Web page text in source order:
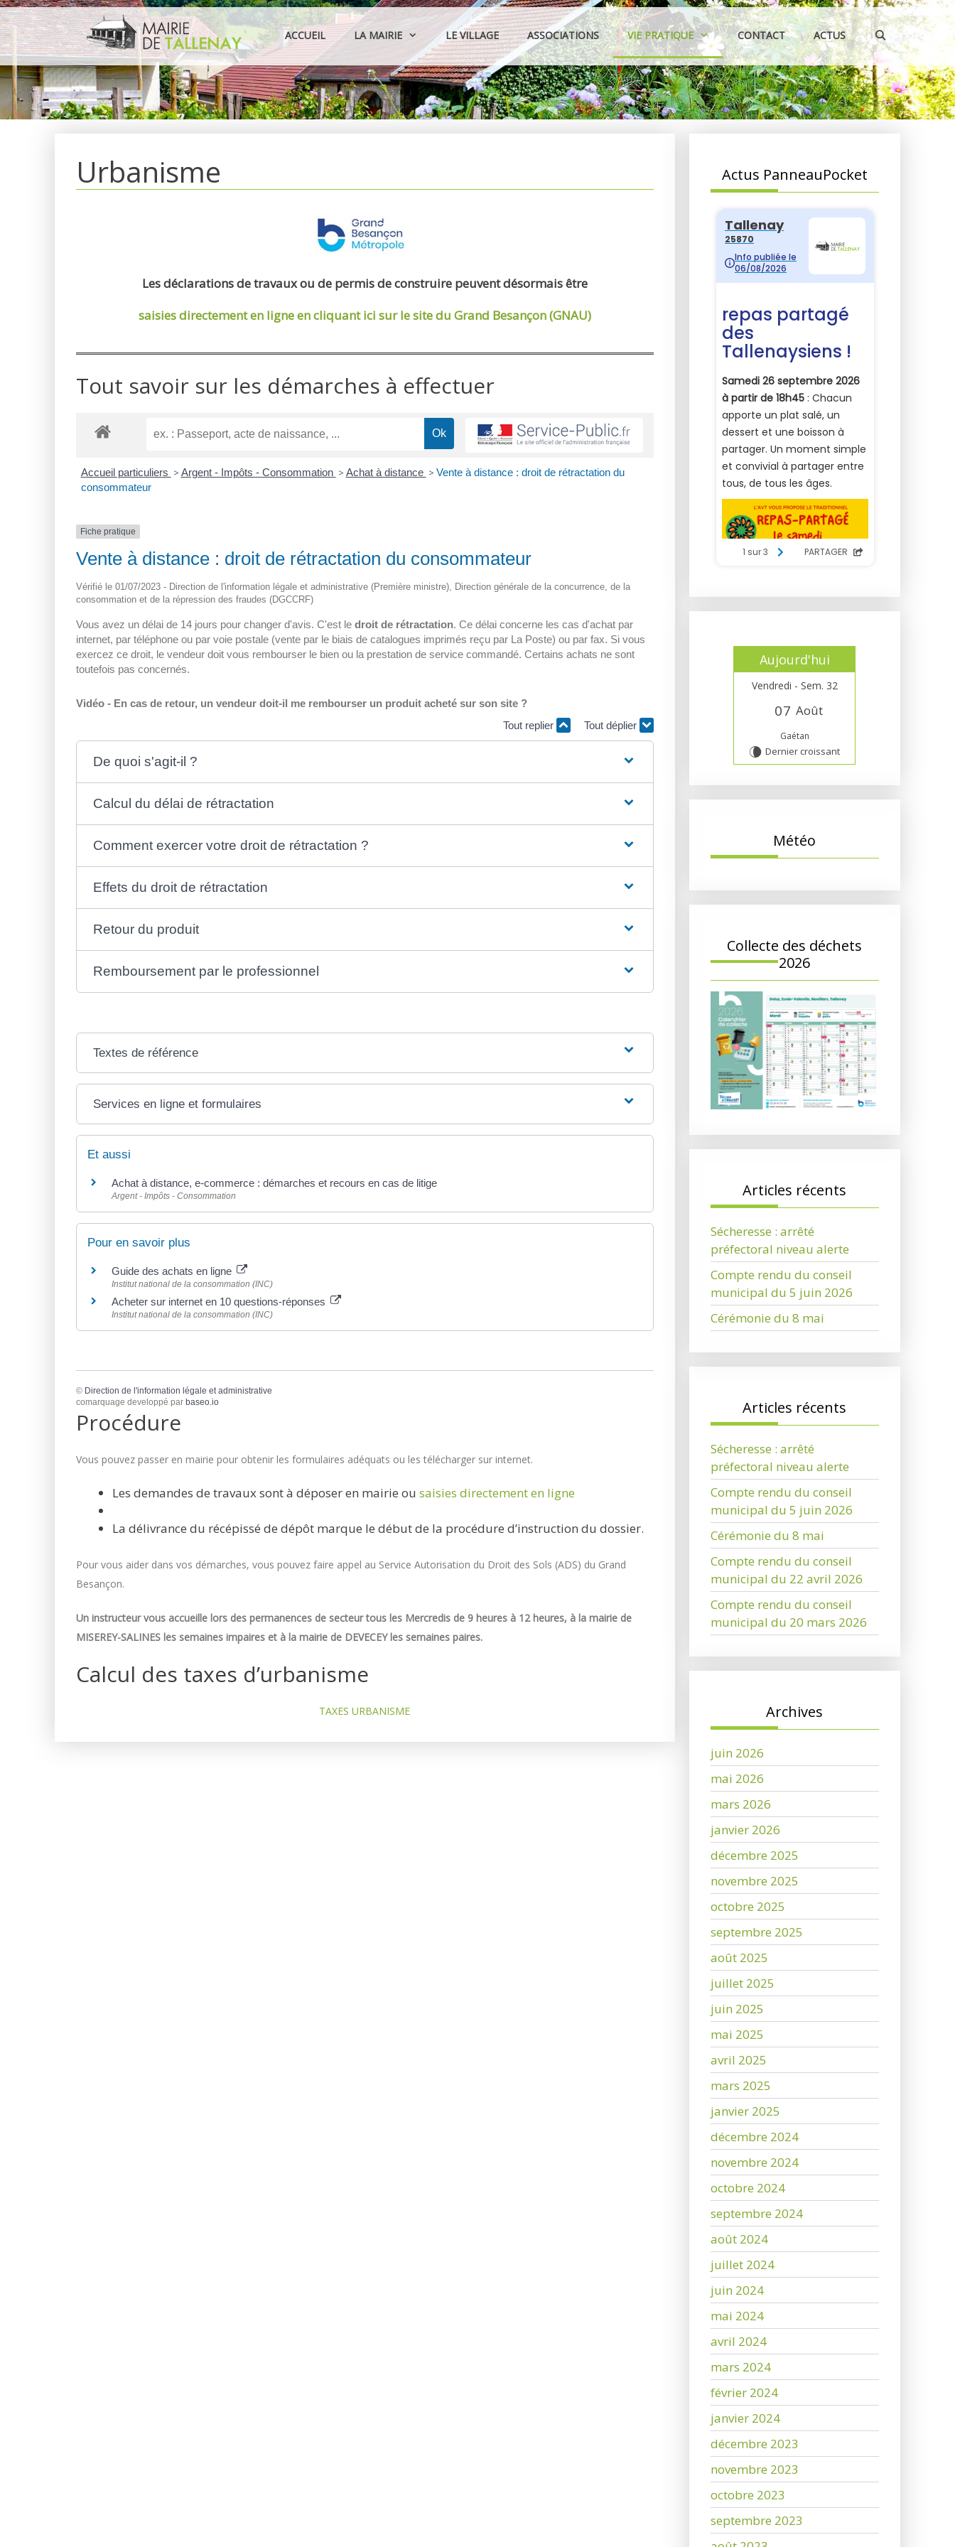
Aller
au
contenu
ACCUEIL LA MAIRIE LE VILLAGE ASSOCIATIONS VIE PRATIQUE CONTACT ACTUS
Urbanisme
Les déclarations de travaux ou de permis de construire peuvent désormais être
saisies directement en ligneen cliquant ici sur le site du Grand Besançon (GNAU)
Tout savoir sur les démarches à effectuer
Accueil particuliers > Argent - Impôts - Consommation > Achat à distance > Vente à distance : droit de rétractation du
consommateur
Fiche pratique
Vente à distance : droit de rétractation du consommateur
Vérifié le 01/07/2023 - Direction de l'information légale et administrative (Première ministre), Direction générale de la concurrence, de la
consommation et de la répression des fraudes (DGCCRF)
Vous avez un délai de 14 jours pour changer d'avis. C'est le droit de rétractation. Ce délai concerne les cas d'achat par
internet, par téléphone ou par voie postale (vente par le biais de catalogues imprimés reçu par La Poste) ou par fax. Si vous
exercez ce droit, le vendeur doit vous rembourser le bien ou la prestation de service commandé. Certains achats ne sont
toutefois pas concernés.
Vidéo - En cas de retour, un vendeur doit-il me rembourser un produit acheté sur son site ?
Tout replier
Tout déplier
De quoi s'agit-il ?
Calcul du délai de rétractation
Comment exercer votre droit de rétractation ?
Effets du droit de rétractation
Retour du produit
Remboursement par le professionnel
Textes de référence
Services en ligne et formulaires
Et aussi
Achat à distance, e-commerce : démarches et recours en cas de litige
Argent - Impôts - Consommation
Pour en savoir plus
Guide des achats en ligne
Institut national de la consommation (INC)
Acheter sur internet en 10 questions-réponses
Institut national de la consommation (INC)
© Direction de l'information légale et administrative
comarquage developpé par baseo.io
Procédure
Vous pouvez passer en mairie pour obtenir les formulaires adéquats ou les télécharger sur internet.
Les demandes de travaux sont à déposer en mairie ou saisies directement en ligne
La délivrance du récépissé de dépôt marque le début de la procédure d’instruction du dossier.
Pour vous aider dans vos démarches, vous pouvez faire appel au Service Autorisation du Droit des Sols (ADS) du Grand
Besançon.
Un instructeur vous accueille lors des permanences de secteur tous les Mercredis de 9 heures à 12 heures, à la mairie de
MISEREY-SALINES les semaines impaires et à la mairie de DEVECEY les semaines paires.
Calcul des taxes d’urbanisme
TAXES URBANISME
Actus PanneauPocket
Aujourd'hui
Vendredi - Sem. 32
07 Août
Gaétan
V Dernier croissant
Météo
Collecte des déchets
2026
Articles récents
Sécheresse : arrêté
préfectoral niveau alerte
Compte rendu du conseil
municipal du 5 juin 2026
Cérémonie du 8 mai
Articles récents
Sécheresse : arrêté
préfectoral niveau alerte
Compte rendu du conseil
municipal du 5 juin 2026
Cérémonie du 8 mai
Compte rendu du conseil
municipal du 22 avril 2026
Compte rendu du conseil
municipal du 20 mars 2026
Archives
juin 2026
mai 2026
mars 2026
janvier 2026
décembre 2025
novembre 2025
octobre 2025
septembre 2025
août 2025
juillet 2025
juin 2025
mai 2025
avril 2025
mars 2025
janvier 2025
décembre 2024
novembre 2024
octobre 2024
septembre 2024
août 2024
juillet 2024
juin 2024
mai 2024
avril 2024
mars 2024
février 2024
janvier 2024
décembre 2023
novembre 2023
octobre 2023
septembre 2023